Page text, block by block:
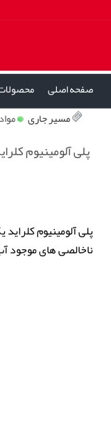
صفحه اصلی
مسیر جاری
»
پلی آلومینیوم
پلی آلومینیوم
ناخالصی های موجود